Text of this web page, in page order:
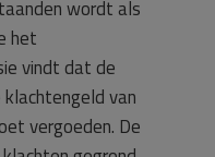
wordt als
het
vindt dat de
van
vergoeden. De